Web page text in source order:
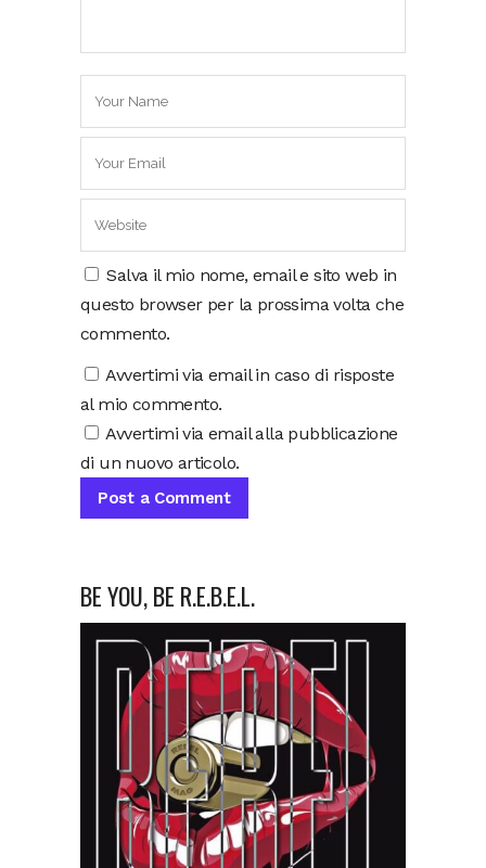
Salva il mio nome, email e sito web in
questo browser per la prossima volta che
commento.
Avvertimi via email in caso di risposte
al mio commento.
Avvertimi via email alla pubblicazione
di un nuovo articolo.
BE YOU, BE R.E.B.E.L.